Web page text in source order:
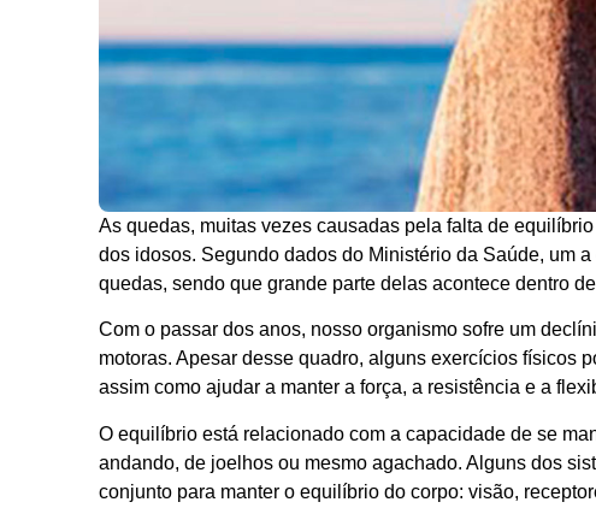
As quedas, muitas vezes causadas pela falta de
dos idosos. Segundo dados do Ministério da Saúde, um
quedas, sendo que grande parte delas acontece dentro
Com o passar dos anos, nosso organismo sofre um
motoras. Apesar desse quadro, alguns exercícios físicos
assim como ajudar a manter a força, a resistência e a
O equilíbrio está relacionado com a capacidade de se
andando, de joelhos ou mesmo agachado. Alguns dos
conjunto para manter o equilíbrio do corpo: visão,